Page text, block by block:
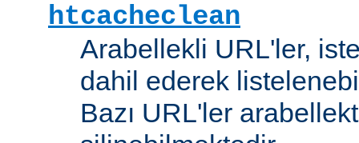
htcacheclean
Arabellekli URL'ler,
dahil ederek
Bazı URL'ler